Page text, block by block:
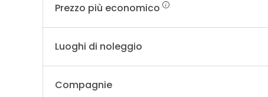
Prezzo più economico
Luoghi di noleggio
Compagnie